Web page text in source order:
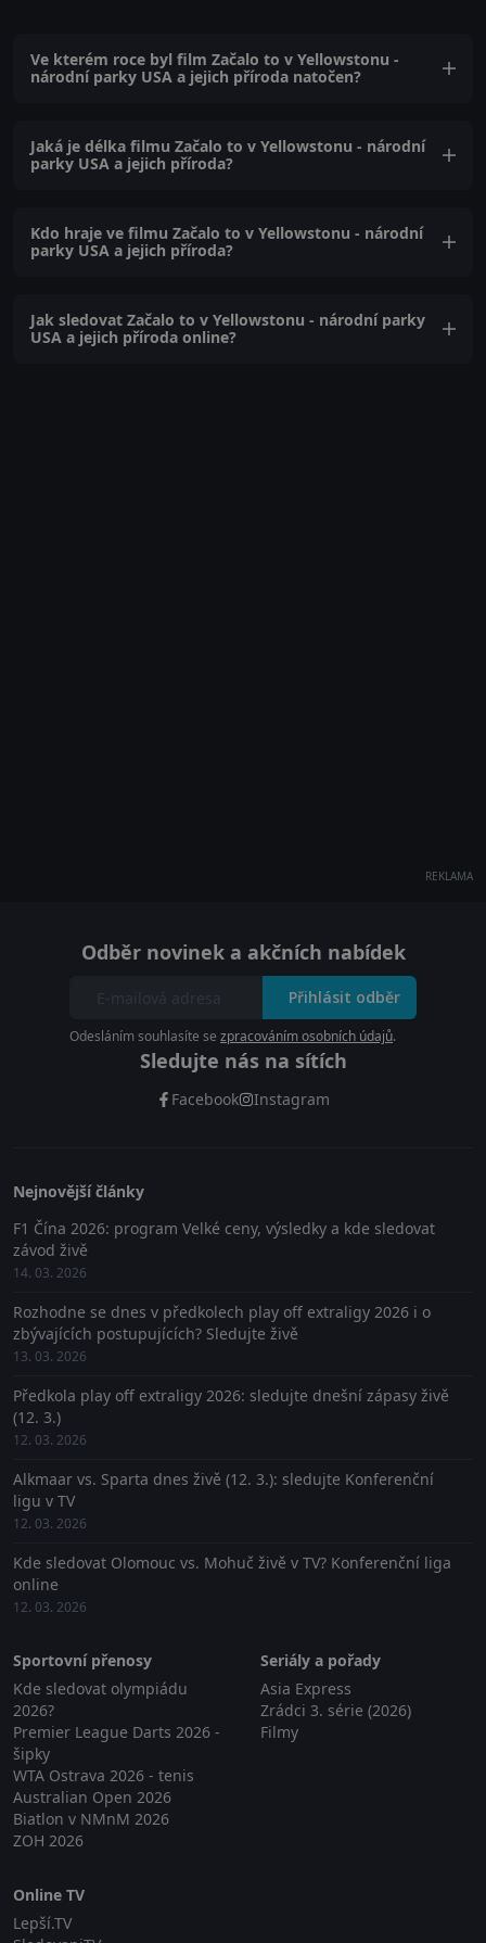
Ve kterém roce byl film Začalo to v Yellowstonu -
národní parky USA a jejich příroda natočen?
Jaká je délka filmu Začalo to v Yellowstonu - národní
parky USA a jejich příroda?
Kdo hraje ve filmu Začalo to v Yellowstonu - národní
parky USA a jejich příroda?
Jak sledovat Začalo to v Yellowstonu - národní parky
USA a jejich příroda online?
REKLAMA
Odběr novinek a akčních nabídek
Přihlásit odběr
Odesláním souhlasíte se zpracováním osobních údajů.
Sledujte nás na sítích
Facebook Instagram
Nejnovější články
F1 Čína 2026: program Velké ceny, výsledky a kde sledovat
závod živě
14. 03. 2026
Rozhodne se dnes v předkolech play off extraligy 2026 i o
zbývajících postupujících? Sledujte živě
13. 03. 2026
Předkola play off extraligy 2026: sledujte dnešní zápasy živě
(12. 3.)
12. 03. 2026
Alkmaar vs. Sparta dnes živě (12. 3.): sledujte Konferenční
ligu v TV
12. 03. 2026
Kde sledovat Olomouc vs. Mohuč živě v TV? Konferenční liga
online
12. 03. 2026
Sportovní přenosy
Kde sledovat olympiádu
2026?
Premier League Darts 2026 -
šipky
WTA Ostrava 2026 - tenis
Australian Open 2026
Biatlon v NMnM 2026
ZOH 2026
Seriály a pořady
Asia Express
Zrádci 3. série (2026)
Filmy
Online TV
Lepší.TV